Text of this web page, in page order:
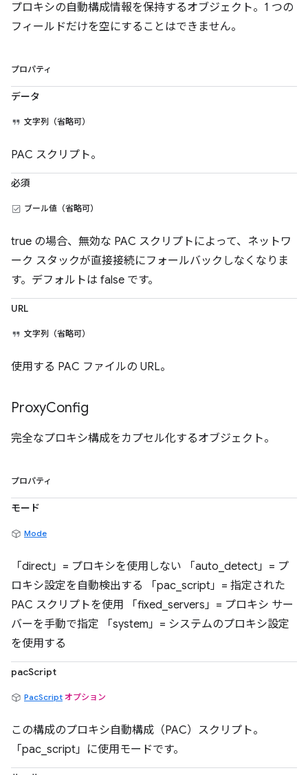
プロキシの自動構成情報を保持するオブジェクト。1 つの
フィールドだけを空にすることはできません。
プロパティ
データ
文字列（省略可）
PAC スクリプト。
必須
ブール値（省略可）
true の場合、無効な PAC スクリプトによって、ネットワ
ーク スタックが直接接続にフォールバックしなくなりま
す。デフォルトは false です。
URL
文字列（省略可）
使用する PAC ファイルの URL。
ProxyConfig
完全なプロキシ構成をカプセル化するオブジェクト。
プロパティ
モード
Mode
「direct」= プロキシを使用しない 「auto_detect」= プ
ロキシ設定を自動検出する 「pac_script」= 指定された
PAC スクリプトを使用 「fixed_servers」= プロキシ サー
バーを手動で指定 「system」= システムのプロキシ設定
を使用する
pacScript
PacScript オプション
この構成のプロキシ自動構成（PAC）スクリプト。
「pac_script」に使用モードです。